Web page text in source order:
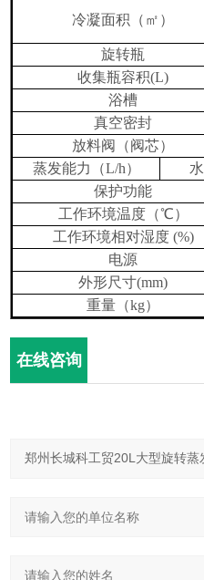
冷凝面积（㎡）
旋转瓶
收集瓶容积(L)
浴槽
真空密封
放料阀（阀芯）
蒸发能力（L/h） 水
保护功能
工作环境温度（℃）
工作环境相对湿度(%)
电源
外形尺寸(mm)
重量（kg）
在线咨询